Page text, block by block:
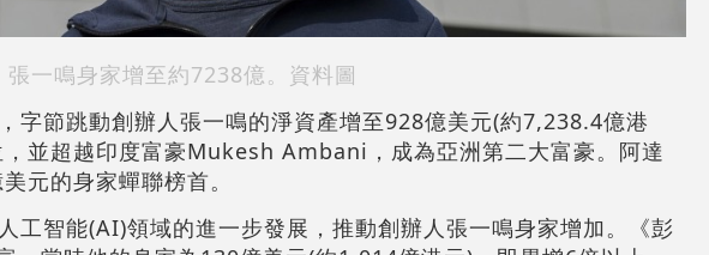
張一鳴身家增至約7238億。資料圖
字節跳動創辦人張一鳴的淨資產增至928億美元(約7,238.4億港
並超越印度富豪Mukesh Ambani，成為亞洲第二大富豪。阿達
元的身家蟬聯榜首。
工智能(AI)領域的進一步發展，推動創辦人張一鳴身家增加。《彭